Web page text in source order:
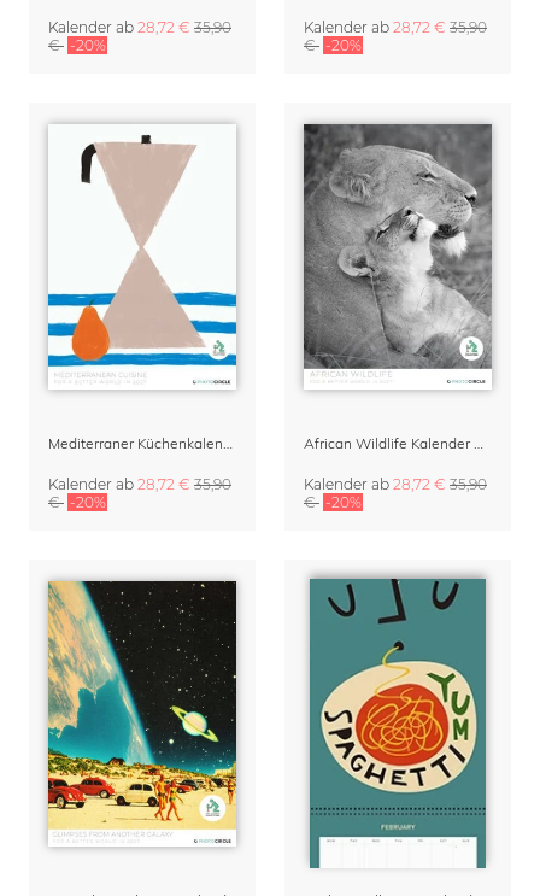
Kalender ab 28,72 € 35,90
€ -20%
Kalender ab 28,72 € 35,90
€ -20%
Mediterraner Küchenkalender 2027 – Mediterranean Cuisine by Matías Larraín
Kalender ab 28,72 € 35,90
€ -20%
African Wildlife Kalender & Planer 2027
Kalender ab 28,72 € 35,90
€ -20%